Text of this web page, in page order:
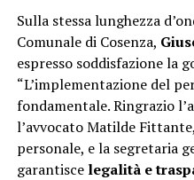
Sulla stessa lunghezza
Comunale di Cosenza,
espresso soddisfazione la
“L’implementazione del
fondamentale. Ringrazio
l’avvocato Matilde
personale, e la segretaria
garantisce legalità e